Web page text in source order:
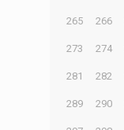
265 266
273 274
281 282
289 290